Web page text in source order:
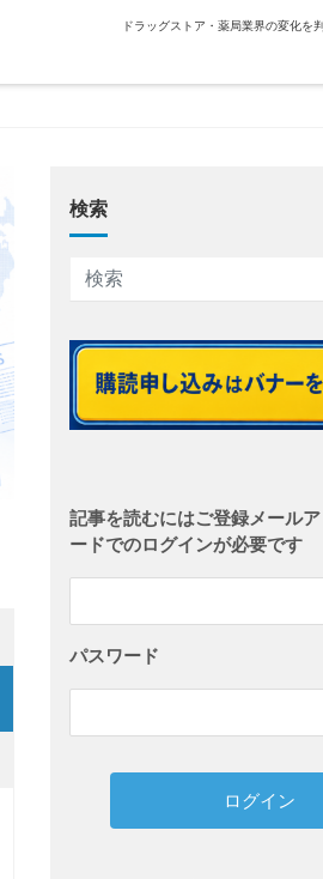
ドラッグストア・薬局業界の変化を
検索
記事を読むにはご登録メール
ードでのログインが必要です
パスワード